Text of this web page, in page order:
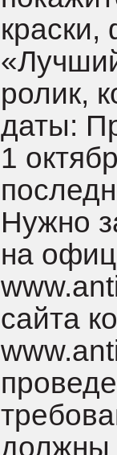
краски,
ролик,
даты:
1
Нужно
на
сайта
должны